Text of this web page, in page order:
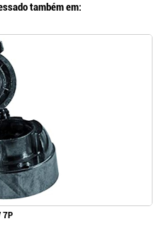
também em:
7P